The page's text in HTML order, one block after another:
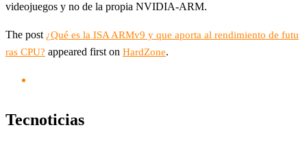
videojuegos y no de la propia NVIDIA-ARM.
The post ¿Qué es la ISA ARMv9 y que aporta al rendimiento de futu
ras CPU? appeared first on HardZone.
Tecnoticias